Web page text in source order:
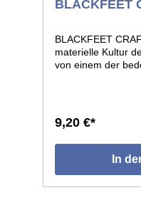
BLACKFEET
BLACKFEET
materielle Kultur
von einem der
illustriert.
9,20 €*
In